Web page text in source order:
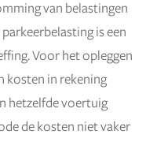
van belastingen
is een
Voor het opleggen
kosten in rekening
hetzelfde voertuig
de kosten niet vaker